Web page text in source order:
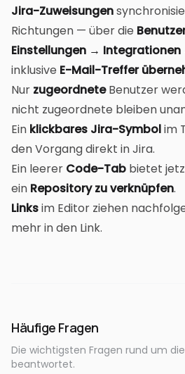
Jira-Zuweisungen
Richtungen — über die
Einstellungen →
inklusive E-Mail-Treffer
Nur zugeordneteBenutzer
nicht zugeordnete bleiben
Ein klickbares Jira-Symbolim
den Vorgang direkt in Jira.
Ein leerer Code-Tab bietet
ein Repository zu verknüpfen.
Linksim Editor ziehen
mehr in den Link.
Häufige Fragen
Die wichtigsten Fragen rund um
beantwortet.